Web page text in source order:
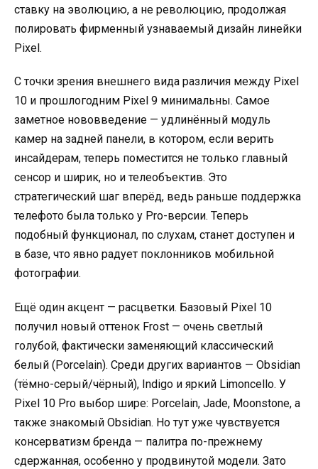
ставку на эволюцию, а не революцию, продолжая
полировать фирменный узнаваемый дизайн линейки
Pixel.
С точки зрения внешнего вида различия между Pixel
10 и прошлогодним Pixel 9 минимальны. Самое
заметное нововведение — удлинённый модуль
камер на задней панели, в котором, если верить
инсайдерам, теперь поместится не только главный
сенсор и ширик, но и телеобъектив. Это
стратегический шаг вперёд, ведь раньше поддержка
телефото была только у Pro-версии. Теперь
подобный функционал, по слухам, станет доступен и
в базе, что явно радует поклонников мобильной
фотографии.
Ещё один акцент — расцветки. Базовый Pixel 10
получил новый оттенок Frost — очень светлый
голубой, фактически заменяющий классический
белый (Porcelain). Среди других вариантов — Obsidian
(тёмно-серый/чёрный), Indigo и яркий Limoncello. У
Pixel 10 Pro выбор шире: Porcelain, Jade, Moonstone, а
также знакомый Obsidian. Но тут уже чувствуется
консерватизм бренда — палитра по-прежнему
сдержанная, особенно у продвинутой модели. Зато